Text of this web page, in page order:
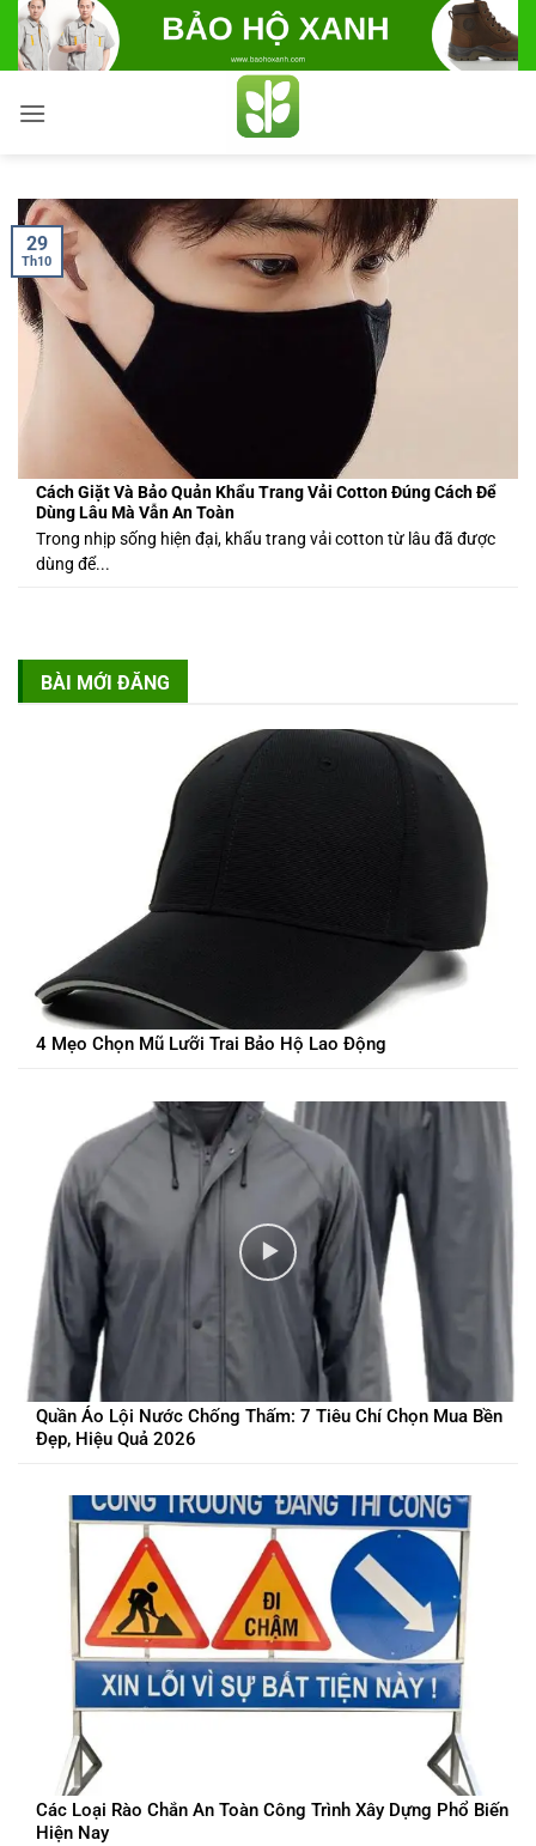
Bỏ
qua
nội
dung
Cách Giặt Và Bảo Quản Khẩu Trang Vải Cotton Đúng Cách Để
Dùng Lâu Mà Vẫn An Toàn
Trong nhịp sống hiện đại, khẩu trang vải cotton từ lâu đã được
dùng để...
29
Th10
BÀI MỚI ĐĂNG
4 Mẹo Chọn Mũ Lưỡi Trai Bảo Hộ Lao Động
Quần Áo Lội Nước Chống Thấm: 7 Tiêu Chí Chọn Mua Bền
Đẹp, Hiệu Quả 2026
Các Loại Rào Chắn An Toàn Công Trình Xây Dựng Phổ Biến
Hiện Nay